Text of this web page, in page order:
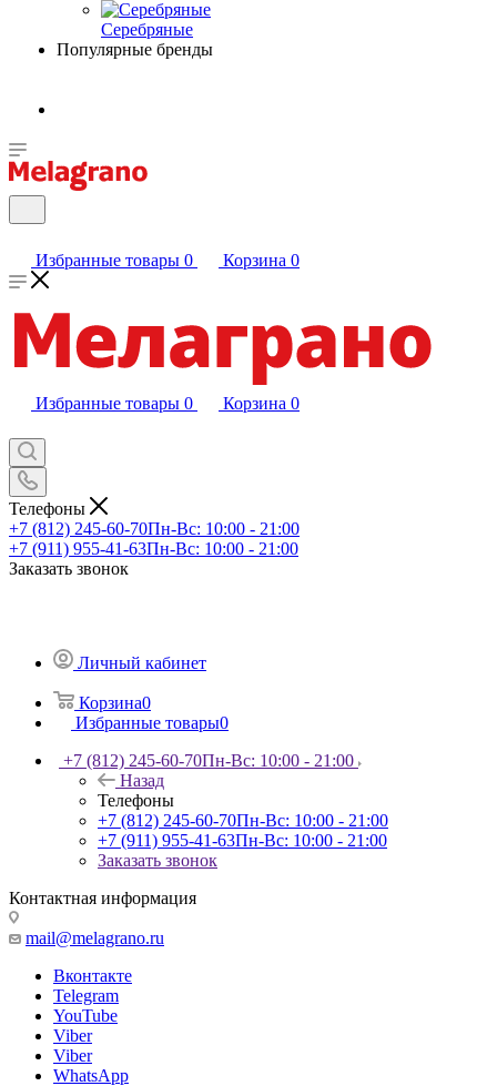
Серебряные
Популярные бренды
Избранные товары 0 Корзина 0
Избранные товары 0 Корзина 0
Телефоны
+7 (812) 245-60-70Пн-Вс: 10:00 - 21:00
+7 (911) 955-41-63Пн-Вс: 10:00 - 21:00
Заказать звонок
Личный кабинет
Корзина0
Избранные товары0
+7 (812) 245-60-70Пн-Вс: 10:00 - 21:00
Назад
Телефоны
+7 (812) 245-60-70Пн-Вс: 10:00 - 21:00
+7 (911) 955-41-63Пн-Вс: 10:00 - 21:00
Заказать звонок
Контактная информация
mail@melagrano.ru
Вконтакте
Telegram
YouTube
Viber
Viber
WhatsApp